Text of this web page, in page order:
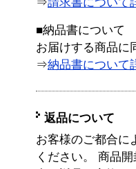
⇒請求書について
■納品書について
お届けする商品に
⇒納品書について
返品について
お客様のご都合に
ください。 商品